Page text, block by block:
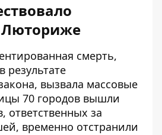
Люториже
смерть,
вызвала массовые
70 городов вышли
ответственных за
временно отстранили